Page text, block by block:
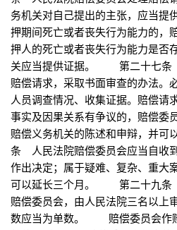
务机关对自己提出的主张，应当
押期间死亡或者丧失行为能力的，
押人的死亡或者丧失行为能力是否
关应当提供证据。 第二十七条
赔偿请求，采取书面审查的办法。
人员调查情况、收集证据。赔偿请
事实及因果关系有争议的，赔偿委
赔偿义务机关的陈述和申辩，并
条 人民法院赔偿委员会应当自收
作出决定；属于疑难、复杂、重大
可以延长三个月。 第二十九条
赔偿委员会，由人民法院三名以上
数应当为单数。 赔偿委员会作